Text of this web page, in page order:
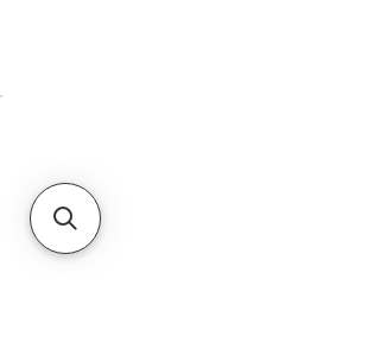
MXL
299Centro Cívico y Comercial
21000, Mexicali, B.C.
HMO